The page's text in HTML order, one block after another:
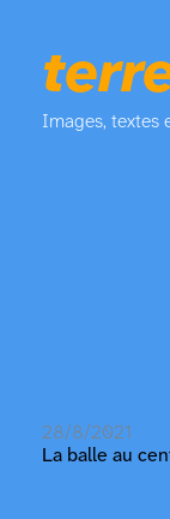
Images, textes
28/8/2021
La balle au